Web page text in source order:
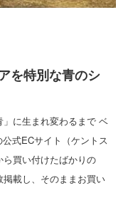
を特別な青のシ
に生まれ変わるまで ベ
式ECサイト（ケントス
ら買い付けたばかりの
掲載し、そのままお買い